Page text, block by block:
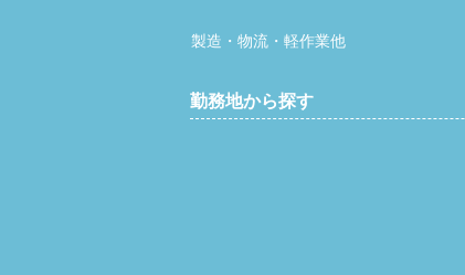
製造・物流・軽作業他
勤務地から探す